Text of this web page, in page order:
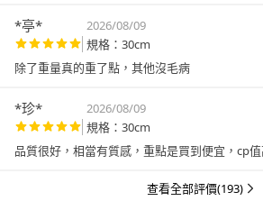
*亭* 2026/08/09
規格：30cm
除了重量真的重了點，其他沒毛病
*珍* 2026/08/09
規格：30cm
品質很好，相當有質感，重點是買到便宜，cp
查看全部評價(193)